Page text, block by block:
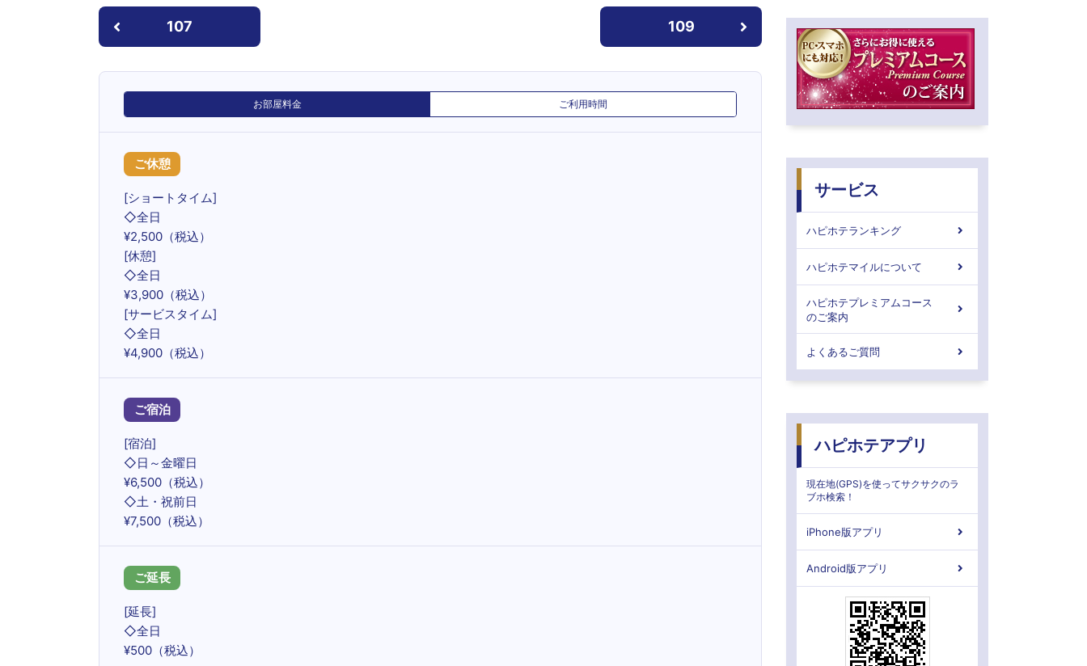
107 109
お部屋料金 ご利用時間
ご休憩
[ショートタイム]
◇全日
¥2,500（税込）
[休憩]
◇全日
¥3,900（税込）
[サービスタイム]
◇全日
¥4,900（税込）
ご宿泊
[宿泊]
◇日～金曜日
¥6,500（税込）
◇土・祝前日
¥7,500（税込）
ご延長
[延長]
◇全日
¥500（税込）
サービス
ハピホテランキング
ハピホテマイルについて
ハピホテプレミアムコース
のご案内
よくあるご質問
ハピホテアプリ
現在地(GPS)を使ってサクサクのラ
ブホ検索！
iPhone版アプリ
Android版アプリ